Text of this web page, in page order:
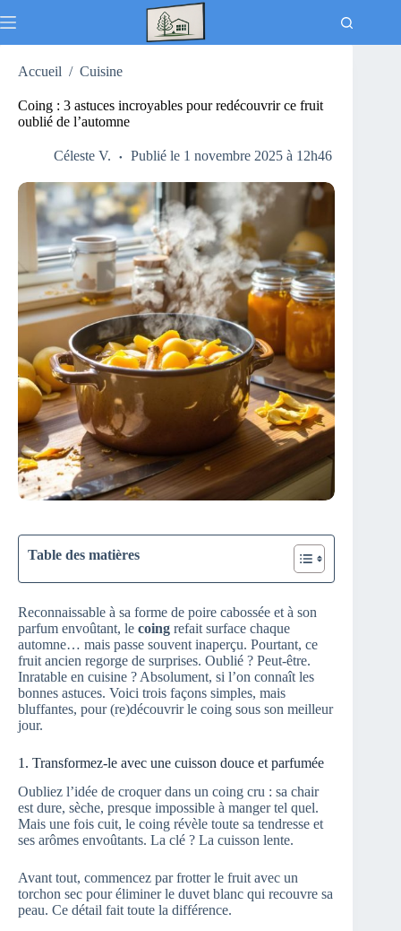
au
Accueil / Cuisine
Coing : 3 astuces incroyables pour redécouvrir ce fruit
oublié de l’automne
Céleste V. Publié le 1 novembre 2025 à 12h46
Table des matières
Reconnaissable à sa forme de poire cabossée et à son
parfum envoûtant, le coing refait surface chaque
automne… mais passe souvent inaperçu. Pourtant, ce
fruit ancien regorge de surprises. Oublié ? Peut-être.
Inratable en cuisine ? Absolument, si l’on connaît les
bonnes astuces. Voici trois façons simples, mais
bluffantes, pour (re)découvrir le coing sous son meilleur
jour.
1. Transformez-le avec une cuisson douce et parfumée
Oubliez l’idée de croquer dans un coing cru : sa chair
est dure, sèche, presque impossible à manger tel quel.
Mais une fois cuit, le coing révèle toute sa tendresse et
ses arômes envoûtants. La clé ? La cuisson lente.
Avant tout, commencez par frotter le fruit avec un
torchon sec pour éliminer le duvet blanc qui recouvre sa
peau. Ce détail fait toute la différence.